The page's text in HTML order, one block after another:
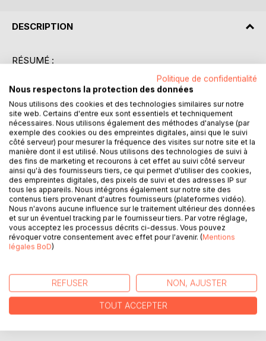
DESCRIPTION
RÉSUMÉ :
Le "Catéchisme de la Doctrine chrétienne" de Saint Pie X
est un ouvrage fondamental qui offre une présentation
claire et concise des principes de la foi catholique. Conçu
pour guider les fidèles dans leur compréhension et leur
pratique religieuse, ce catéchisme aborde des thèmes
essentiels tels que les sacrements, les commandements
de Dieu, la prière, et la morale chrétienne. Faisant usage
d'un langage accessible, il s'adresse aussi bien aux
catéchumènes qu'aux croyants souhaitant approfondir leur
connaissance de la doctrine chrétienne. Cette édition
intégrale reste fidèle à l'esprit de son auteur, le pape Pie X,
qui a oeuvré pour la simplification et la diffusion des
enseignements de l'Église au début du XXe siècle. En
intégrant des éléments de la tradition catholique avec des
explications pédagogiques, le catéchisme de Saint Pie X
religieuse, soulignant l'importance de la foi dans la vie
quotidienne des croyants. Cet ouvrage est un témoignage
de l'engagement de Pie X à rendre la doctrine chrétienne
accessible à tous, tout en préservant la richesse et la
Politique de confidentialité
Nous respectons la protection des données
Nous utilisons des cookies et des technologies similaires sur notre
site web. Certains d'entre eux sont essentiels et techniquement
nécessaires. Nous utilisons également des méthodes d'analyse (par
exemple des cookies ou des empreintes digitales, ainsi que le suivi
côté serveur) pour mesurer la fréquence des visites sur notre site et la
manière dont il est utilisé. Nous utilisons des technologies de suivi à
des fins de marketing et recourons à cet effet au suivi côté serveur
ainsi qu'à des fournisseurs tiers, ce qui permet d'utiliser des cookies,
des empreintes digitales, des pixels de suivi et des adresses IP sur
tous les appareils. Nous intégrons également sur notre site des
contenus tiers provenant d'autres fournisseurs (plateformes vidéo).
Nous n'avons aucune influence sur le traitement ultérieur des données
et sur un éventuel tracking par le fournisseur tiers. Par votre réglage,
vous acceptez les processus décrits ci-dessus. Vous pouvez
révoquer votre consentement avec effet pour l'avenir. (Mentions
légales BoD)
REFUSER NON, AJUSTER
TOUT ACCEPTER